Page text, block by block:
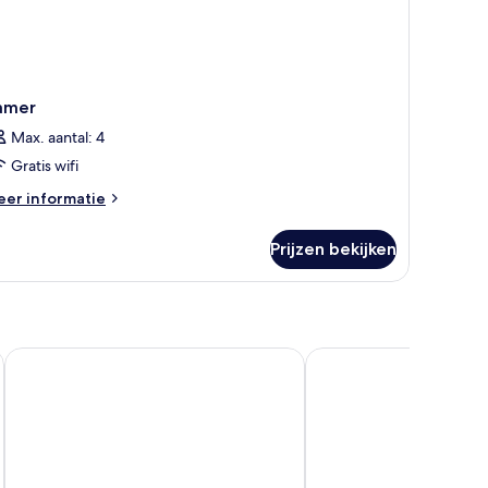
Max. aantal: 4
Gratis wifi
informatie
Prijzen bekijken
Hotel Luena Cheese & Wine Suites